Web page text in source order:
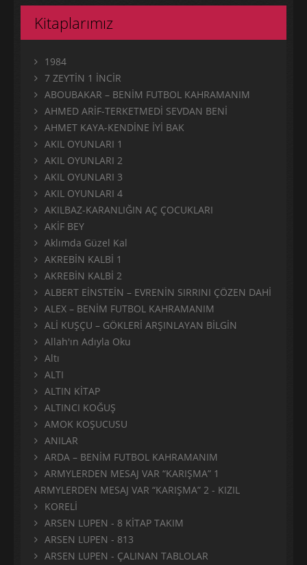
Kitaplarımız
1984
7 ZEYTİN 1 İNCİR
ABOUBAKAR – BENİM FUTBOL KAHRAMANIM
AHMED ARİF-TERKETMEDİ SEVDAN BENİ
AHMET KAYA-KENDİNE İYİ BAK
AKIL OYUNLARI 1
AKIL OYUNLARI 2
AKIL OYUNLARI 3
AKIL OYUNLARI 4
AKILBAZ-KARANLIĞIN AÇ ÇOCUKLARI
AKİF BEY
Aklımda Güzel Kal
AKREBİN KALBİ 1
AKREBİN KALBİ 2
ALBERT EİNSTEİN – EVRENİN SIRRINI ÇÖZEN DAHİ
ALEX – BENİM FUTBOL KAHRAMANIM
ALİ KUŞÇU – GÖKLERİ ARŞINLAYAN BİLGİN
Allah'ın Adıyla Oku
Altı
ALTI
ALTIN KİTAP
ALTINCI KOĞUŞ
AMOK KOŞUCUSU
ANILAR
ARDA – BENİM FUTBOL KAHRAMANIM
ARMYLERDEN MESAJ VAR “KARIŞMA” 1
ARMYLERDEN MESAJ VAR “KARIŞMA” 2 - KIZIL
KORELİ
ARSEN LUPEN - 8 KİTAP TAKIM
ARSEN LUPEN - 813
ARSEN LUPEN - ÇALINAN TABLOLAR